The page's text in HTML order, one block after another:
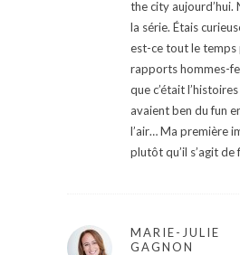
the city aujourd’hui.
la série. Étais
est-ce tout le temps
rapports hommes-
que c’était
avaient ben du fun
l’air… Ma première
plutôt qu’il s’agit de
MARIE-JULIE
GAGNON